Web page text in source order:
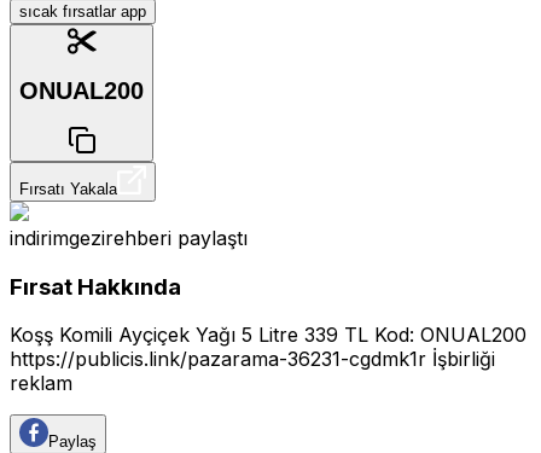
sıcak fırsatlar app
ONUAL200
Fırsatı Yakala
indirimgezirehberi paylaştı
Fırsat Hakkında
Koşş Komili Ayçiçek Yağı 5 Litre 339 TL Kod: ONUAL200
https://publicis.link/pazarama-36231-cgdmk1r İşbirliği
reklam
Paylaş